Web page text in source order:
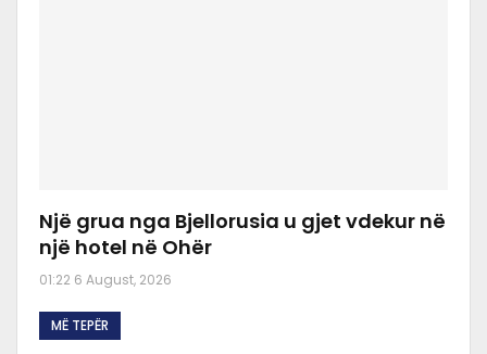
Një grua nga Bjellorusia u gjet vdekur në
një hotel në Ohër
01:22 6 August, 2026
MË TEPËR